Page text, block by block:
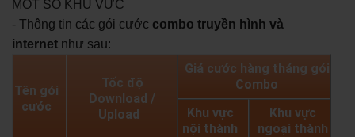
MỘT SỐ KHU VỰC
- Thông tin các gói cước combo truyền hình và
internet như sau:
Tên gói
cước
Tốc độ
Download /
Upload
Giá cước hàng tháng gói
Combo
Khu vực
nội thành
Khu vực
ngoại thành